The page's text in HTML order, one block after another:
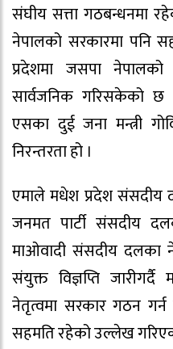
संघीय सत्ता गठबन्धनमा
नेपालको सरकारमा पनि
प्रदेशमा जसपा
सार्वजनिक गरिसकेको छ
एसका दुई जना मन्त्री
निरन्तरता हो ।
एमाले मधेश प्रदेश संसदीय
जनमत पार्टी संसदीय
माओवादी संसदीय दलका
संयुक्त विज्ञप्ति
नेतृत्वमा सरकार गठन
सहमति रहेको उल्लेख